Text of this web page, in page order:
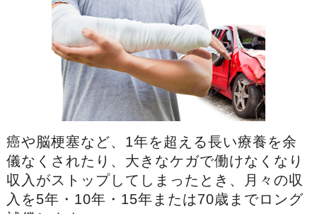
癌や脳梗塞など、1年を超える長い療養を余
儀なくされたり、大きなケガで働けなくなり
収入がストップしてしまったとき、月々の収
入を5年・10年・15年または70歳までロング